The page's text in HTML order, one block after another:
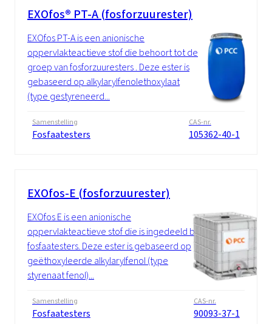
EXOfos® PT-A (fosforzuurester)
EXOfos PT-A is een anionische
oppervlakteactieve stof die behoort tot de
groep van fosforzuuresters . Deze ester is
gebaseerd op alkylarylfenolethoxylaat
(type gestyreneerd...
Samenstelling
Fosfaatesters
CAS-nr.
105362-40-1
EXOfos-E (fosforzuurester)
EXOfos E is een anionische
oppervlakteactieve stof die is ingedeeld bij
fosfaatesters. Deze ester is gebaseerd op
geëthoxyleerde alkylarylfenol (type
styrenaat fenol)...
Samenstelling
Fosfaatesters
CAS-nr.
90093-37-1